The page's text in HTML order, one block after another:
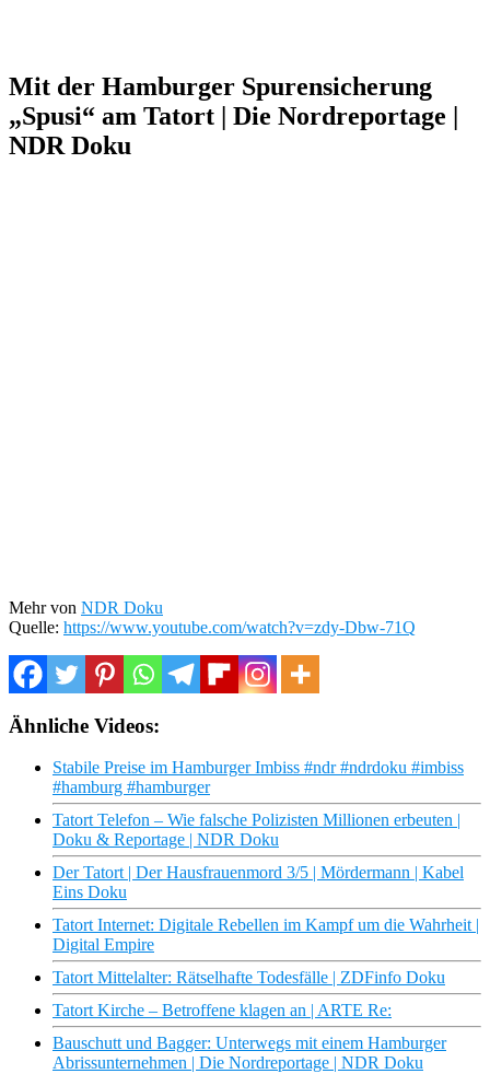
Mit der Hamburger Spurensicherung
„Spusi“ am Tatort | Die Nordreportage |
NDR Doku
Mehr von NDR Doku
Quelle: https://www.youtube.com/watch?v=zdy-Dbw-71Q
Ähnliche Videos:
Stabile Preise im Hamburger Imbiss #ndr #ndrdoku #imbiss
#hamburg #hamburger
Tatort Telefon – Wie falsche Polizisten Millionen erbeuten |
Doku & Reportage | NDR Doku
Der Tatort | Der Hausfrauenmord 3/5 | Mördermann | Kabel
Eins Doku
Tatort Internet: Digitale Rebellen im Kampf um die Wahrheit |
Digital Empire
Tatort Mittelalter: Rätselhafte Todesfälle | ZDFinfo Doku
Tatort Kirche – Betroffene klagen an | ARTE Re:
Bauschutt und Bagger: Unterwegs mit einem Hamburger
Abrissunternehmen | Die Nordreportage | NDR Doku